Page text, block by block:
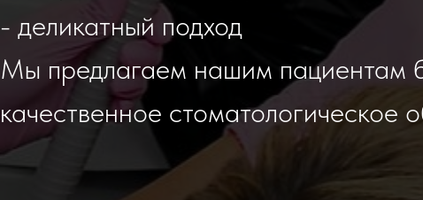
- деликатный подход
Мы предлагаем нашим пациентам
качественное стоматологическое